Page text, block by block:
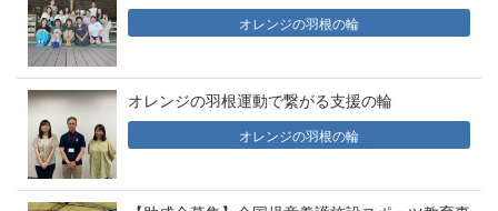
オレンジの羽根の輪
オレンジの羽根運動で繋がる支援の輪
オレンジの羽根の輪